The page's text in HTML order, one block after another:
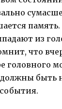
из
что
головного
должны быть